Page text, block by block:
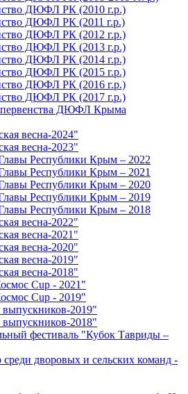
ДЮФЛ РК (2010 г.р.)
ДЮФЛ РК (2011 г.р.)
ДЮФЛ РК (2012 г.р.)
ДЮФЛ РК (2013 г.р.)
ДЮФЛ РК (2014 г.р.)
ДЮФЛ РК (2015 г.р.)
ДЮФЛ РК (2016 г.р.)
ДЮФЛ РК (2017 г.р.)
ДЮФЛ Крыма
весна-2024"
весна-2023"
Республики Крым – 2022
Республики Крым – 2021
Республики Крым – 2020
Республики Крым – 2019
Республики Крым – 2018
весна-2022"
весна-2021"
весна-2020"
весна-2019"
весна-2018"
Cup - 2021"
Cup - 2019"
2019"
2018"
фестиваль "Кубок Тавриды –
среди дворовых и сельских команд -